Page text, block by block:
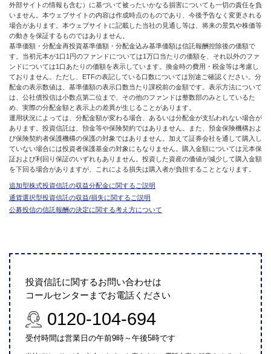
外部サイトの情報も含む）に基づいて被ったいかなる損害についても一切の責任を負
いません。本ウェブサイトの内容は作成時点のものであり、今後予告なく変更される
場合があります。本ウェブサイトに記載した当社の見通し等は、将来の景気や株価等
の動きを保証するものではありません。
基準価額・分配金再投資基準価額・分配金込み基準価額は信託報酬控除後の価額で
す。当初元本が1口1円のファンドについては1万口当たりの価額を、それ以外のファ
ンドについては1口あたりの価額を表示しています。換金時の費用・税金等は考慮し
ておりません。ただし、ETFの表記している口数については別途ご確認ください。分
配金の表示数値は、基準価額の表示口数当たり課税前の金額です。表示方法について
は、公社債投信は小数点第二位まで、その他のファンドは整数部のみとしているた
め、実際の分配金額と表示上の差異が生じることがあります。
運用状況によっては、分配金額が変わる場合、あるいは分配金が支払われない場合が
あります。投資信託は、預金等や保険契約ではありません。また、預金保険機構およ
び保険契約者保護機構の保護の対象ではありません。加えて証券会社を通して購入し
ていない場合には投資者保護基金の対象にもなりません。購入金額については元本保
証および利回り保証のいずれもありません。投資した資産の価値が減少して購入金額
を下回る場合がありますが、これによる損失は購入者が負担することとなります。
追加型株式投資信託の収益分配金に関するご説明
通貨選択型投資信託の収益/損失に関するご説明
公募投信の信託報酬の決定に関する考え方について
投資信託に関するお問い合わせは
コールセンターまでお電話ください
0120-104-694
受付時間は営業日の午前9時～午後5時です